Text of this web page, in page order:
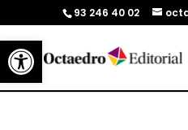
Abrir barra de herramientas
93 246 40 02